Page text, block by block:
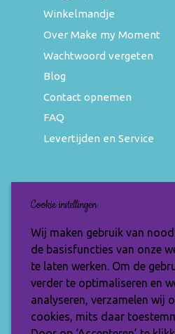
Winkelmandje
Over Make my Moment
Wachtwoord vergeten
Blog
Contact opnemen
FAQ
Levertijden en Service
Nieuwsbrief
Wil jij op de hoogte blijven
items en speciale
mailadres dan in en
Moment nieuwsbrief.
Cookie instellingen
Wij maken gebruik van
de basisfuncties van onze
te laten werken. Om de
verder te optimaliseren en
analyseren, verzamelen wij
cookies, mits daar